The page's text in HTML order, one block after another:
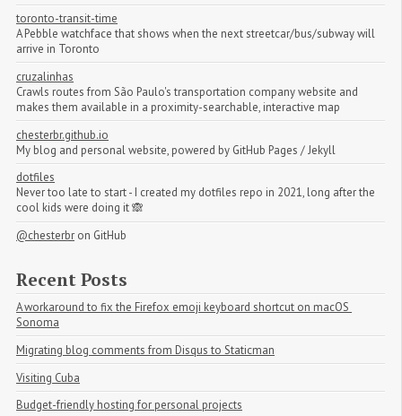
toronto-transit-time
A Pebble watchface that shows when the next streetcar/bus/subway will
arrive in Toronto
cruzalinhas
Crawls routes from São Paulo's transportation company website and
makes them available in a proximity-searchable, interactive map
chesterbr.github.io
My blog and personal website, powered by GitHub Pages / Jekyll
dotfiles
Never too late to start - I created my dotfiles repo in 2021, long after the
cool kids were doing it 🙈
@chesterbr on GitHub
Recent Posts
A workaround to fix the Firefox emoji keyboard shortcut on macOS
Sonoma
Migrating blog comments from Disqus to Staticman
Visiting Cuba
Budget-friendly hosting for personal projects